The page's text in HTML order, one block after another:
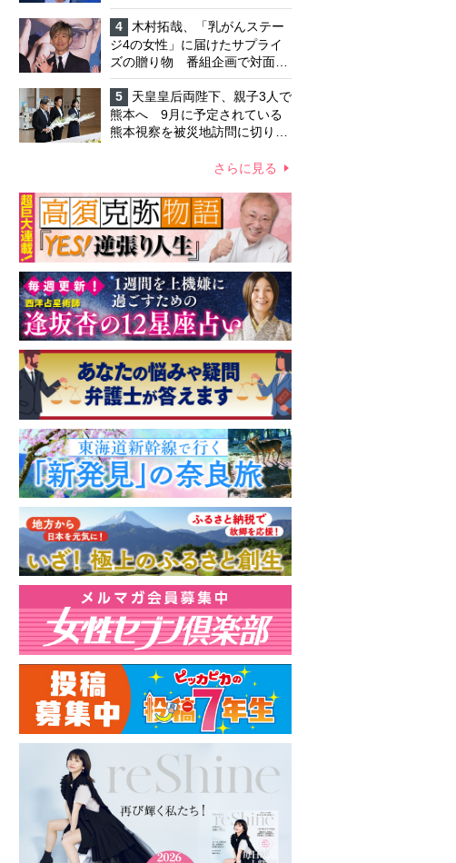
も知られなくて良い”と、むし
ろ強まる福祉活動への思い
4
木村拓哉、「乳がんステー
ジ4の女性」に届けたサプライ
ズの贈り物 番組企画で対面し
たファンが、夢と希望を与える
心遣いに「うれしくて号泣しま
した」
5
天皇皇后両陛下、親子3人で
熊本へ 9月に予定されている
熊本視察を被災地訪問に切り替
夫妻から受け継ぐ“国民への寄
さらに見る